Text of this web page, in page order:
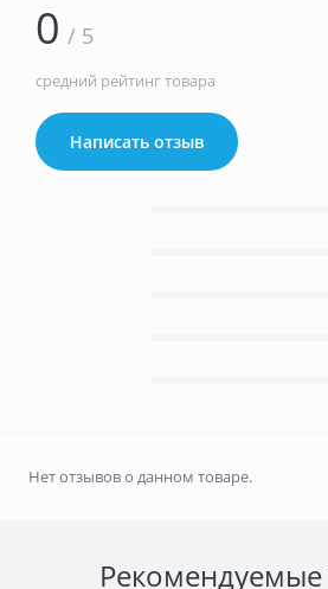
Автодиспетчер.Ру
0 / 5
средний рейтинг товара
Написать отзыв
Нет отзывов о данном товаре.